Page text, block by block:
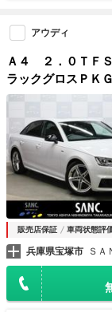
アウディ
Ａ４ ２．０ＴＦ
ラックグロスＰＫ
サウンド マトリ
コクピット 衝突
ラ 前後センサ
販売店保証 車両状態評
兵庫県宝塚市 ＳＡ